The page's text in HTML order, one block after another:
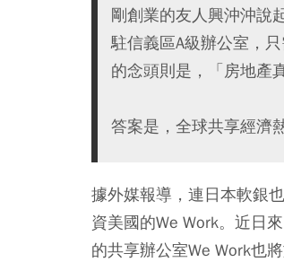
剛創業的友人興沖沖說
駐信義區A級辦公室，
的念頭則是，「房地產
答案是，全球共享經濟
據外媒報導，連日本軟銀
資美國的We Work。近日
的共享辦公室We Work也